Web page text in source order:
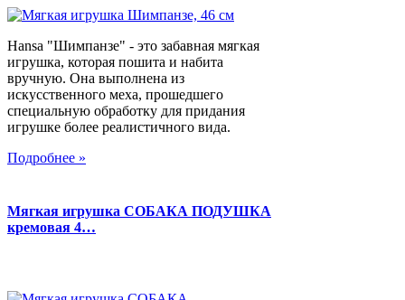
Hansa "Шимпанзе" - это забавная мягкая
игрушка, которая пошита и набита
вручную. Она выполнена из
искусственного меха, прошедшего
специальную обработку для придания
игрушке более реалистичного вида.
Подробнее »
Мягкая игрушка СОБАКА ПОДУШКА
кремовая 4…